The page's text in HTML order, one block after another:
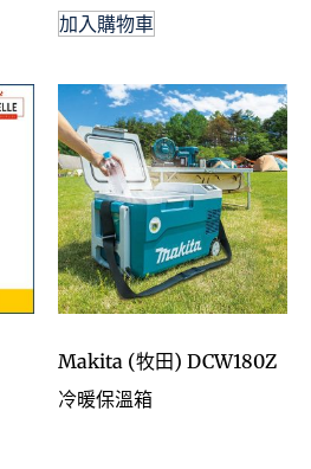
加入購物車
Makita (牧田) DCW180Z
冷暖保溫箱